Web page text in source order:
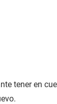
tener en